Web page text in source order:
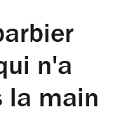
n'a
la main